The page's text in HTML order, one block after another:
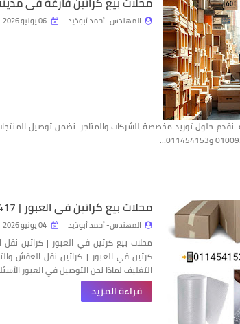
المهندس- أحمد أبوذيد
نقدم حلول توريد مخصصة للشركات والمتاجر. نضمن توصيل
محلات بيع كراتين في العبور | 01009345417
المهندس- أحمد أبوذيد
محلات بيع كرتين في العبور | كراتين
كرتين في العبور | كراتين نقل العفش
التغليف لماذا نحن التوصيل في العبور
قراءة المزيد